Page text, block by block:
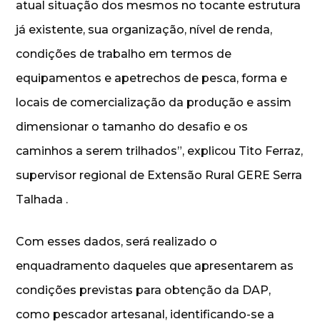
atual situação dos mesmos no tocante estrutura
já existente, sua organização, nível de renda,
condições de trabalho em termos de
equipamentos e apetrechos de pesca, forma e
locais de comercialização da produção e assim
dimensionar o tamanho do desafio e os
caminhos a serem trilhados”, explicou Tito Ferraz,
supervisor regional de Extensão Rural GERE Serra
Talhada .
Com esses dados, será realizado o
enquadramento daqueles que apresentarem as
condições previstas para obtenção da DAP,
como pescador artesanal, identificando-se a